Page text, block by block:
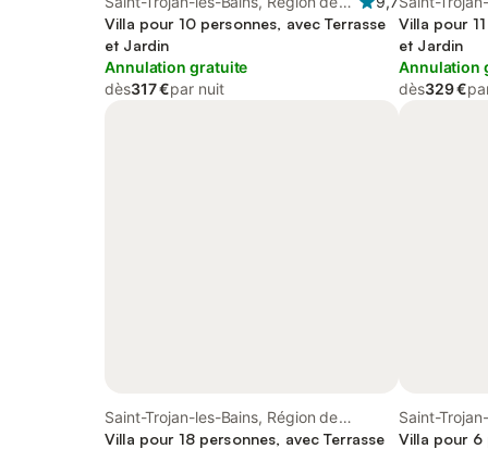
Rochefort
Villa pour 10 personnes, avec Terrasse
et Jardin
Annulation gratuite
dès317 €par nuit
Rochefort
Villa pour
et Jardin
Annulation
dès329 €
Saint-Trojan-les-Bains, Région de
Rochefort
Villa pour 18 personnes, avec Terrasse
Saint-
Rochefort
Villa pour 6